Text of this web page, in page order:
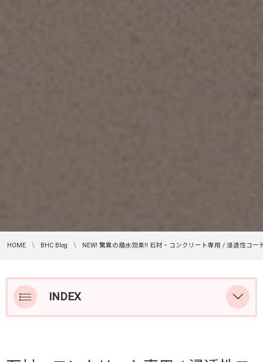
HOME BHC Blog NEW! 驚異の撥水効果!! 石材・コンクリート専用 / 浸透性コー
INDEX